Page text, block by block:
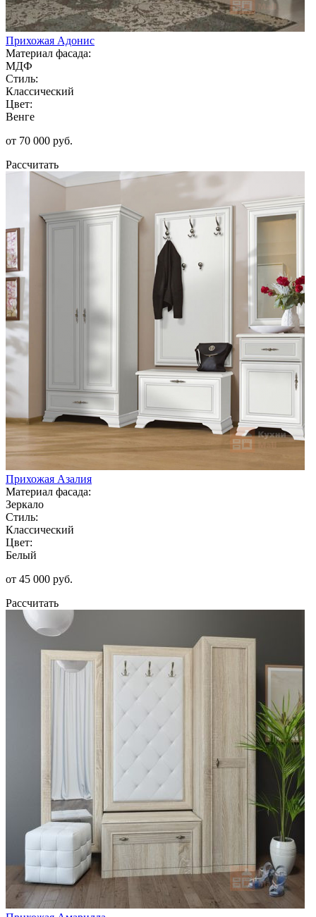
Прихожая Адонис
Материал фасада:
МДФ
Стиль:
Классический
Цвет:
Венге
от 70 000 руб.
Рассчитать
Прихожая Азалия
Материал фасада:
Зеркало
Стиль:
Классический
Цвет:
Белый
от 45 000 руб.
Рассчитать